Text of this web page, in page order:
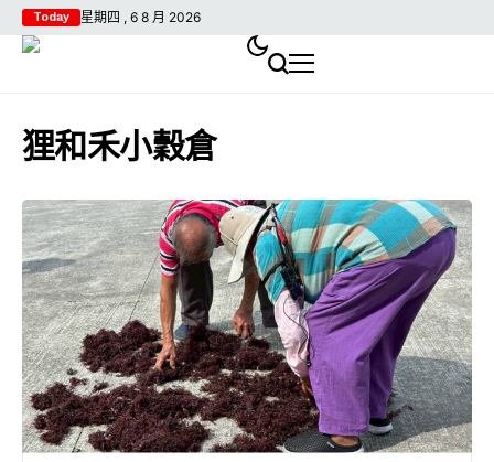
Today 星期四 , 6 8 月 2026
狸和禾小穀倉